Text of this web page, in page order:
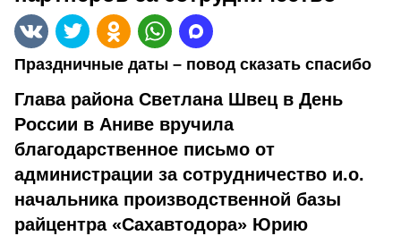
Праздничные даты – повод сказать спасибо
Глава района Светлана Швец в День
России в Аниве вручила
благодарственное письмо от
администрации за сотрудничество и.о.
начальника производственной базы
райцентра «Сахавтодора» Юрию